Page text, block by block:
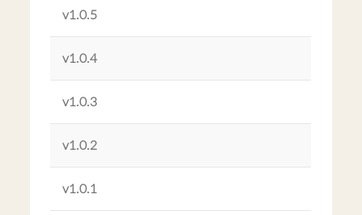
v1.0.5
v1.0.4
v1.0.3
v1.0.2
v1.0.1